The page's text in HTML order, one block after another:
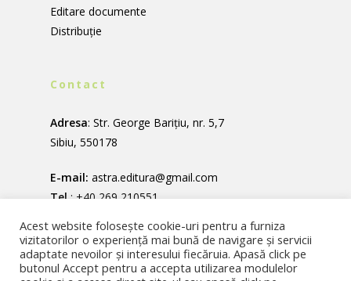
Editare documente
Distribuție
Contact
Adresa: Str. George Barițiu, nr. 5,7
Sibiu, 550178
E-mail: astra.editura@gmail.com
Tel.:+40 269 210551
Acest website folosește cookie-uri pentru a furniza
vizitatorilor o experiență mai bună de navigare și servicii
adaptate nevoilor și interesului fiecăruia. Apasă click pe
butonul Accept pentru a accepta utilizarea modulelor